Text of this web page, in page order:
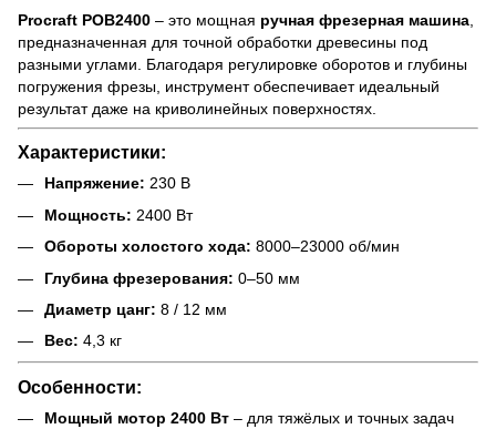
Procraft POB2400 – это мощная ручная фрезерная машина
предназначенная для точной обработки древесины под
разными углами. Благодаря регулировке оборотов и глубины
погружения фрезы, инструмент обеспечивает идеальный
результат даже на криволинейных поверхностях.
Характеристики:
Напряжение: 230 В
Мощность: 2400 Вт
Обороты холостого хода: 8000–23000 об/мин
Глубина фрезерования: 0–50 мм
Диаметр цанг: 8 / 12 мм
Вес: 4,3 кг
Особенности:
Мощный мотор 2400 Вт – для тяжёлых и точных задач